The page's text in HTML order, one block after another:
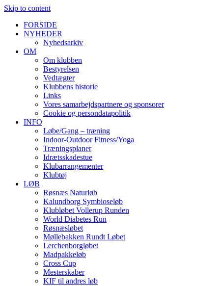
Skip to content
FORSIDE
NYHEDER
Nyhedsarkiv
OM
Om klubben
Bestyrelsen
Vedtægter
Klubbens historie
Links
Vores samarbejdspartnere og sponsorer
Cookie og persondatapolitik
INFO
Løbe/Gang – træning
Indoor-Outdoor Fitness/Yoga
Træningsplaner
Idrætsskadestue
Klubarrangementer
Klubtøj
LØB
Røsnæs Naturløb
Kalundborg Symbioseløb
Klubløbet Vollerup Runden
World Diabetes Run
Røsnæsløbet
Møllebakken Rundt Løbet
Lerchenborgløbet
Madpakkeløb
Cross Cup
Mesterskaber
KIF til andres løb